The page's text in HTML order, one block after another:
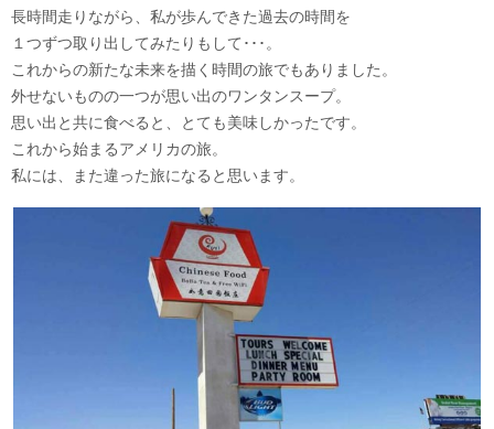
長時間走りながら、私が歩んできた過去の時間を
１つずつ取り出してみたりもして･･･。
これからの新たな未来を描く時間の旅でもありました。
外せないものの一つが思い出のワンタンスープ。
思い出と共に食べると、とても美味しかったです。
これから始まるアメリカの旅。
私には、また違った旅になると思います。